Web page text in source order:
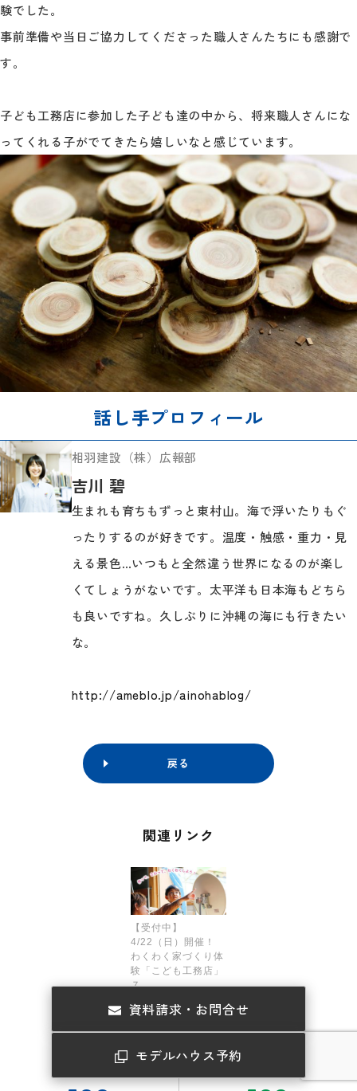
験でした。
事前準備や当日ご協力してくださった職人さんたちにも感謝で
す。
子ども工務店に参加した子ども達の中から、将来職人さんにな
ってくれる子がでてきたら嬉しいなと感じています。
話し手プロフィール
相羽建設（株）広報部
吉川 碧
生まれも育ちもずっと東村山。海で浮いたりもぐ
ったりするのが好きです。温度・触感・重力・見
える景色…いつもと全然違う世界になるのが楽し
くてしょうがないです。太平洋も日本海もどちら
も良いですね。久しぶりに沖縄の海にも行きたい
な。
http://ameblo.jp/ainohablog/
戻る
関連リンク
【受付中】
4/22（日）開催！
わくわく家づくり体
験「こども工務店」
７
資料請求・お問合せ
モデルハウス予約